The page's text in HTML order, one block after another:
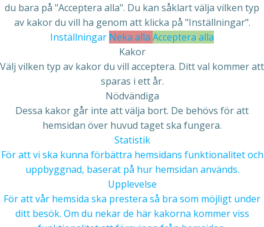
du bara på "Acceptera alla". Du kan såklart välja vilken typ
av kakor du vill ha genom att klicka på "Inställningar".
Inställningar Neka alla Acceptera alla
Kakor
Välj vilken typ av kakor du vill acceptera. Ditt val kommer att
sparas i ett år.
Nödvändiga
Dessa kakor går inte att välja bort. De behövs för att
hemsidan över huvud taget ska fungera.
Statistik
För att vi ska kunna förbättra hemsidans funktionalitet och
uppbyggnad, baserat på hur hemsidan används.
Upplevelse
För att vår hemsida ska prestera så bra som möjligt under
ditt besök. Om du nekar de här kakorna kommer viss